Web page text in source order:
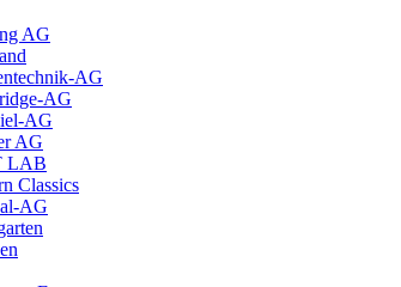
AG
AG
AG
AG
AG
LAB
Classics
AG